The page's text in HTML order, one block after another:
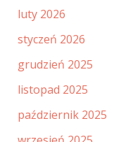
luty 2026
styczeń 2026
grudzień 2025
listopad 2025
październik 2025